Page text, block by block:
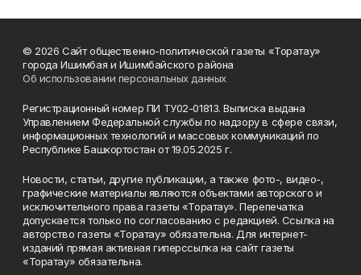
© 2026 Сайт общественно-политической газеты «Торатау»
города Ишимбая и Ишимбайского района
Об использовании персональных данных
Регистрационный номер ПИ ТУ02-01813. Выписка выдана
Управлением Федеральной службы по надзору в сфере связи,
информационных технологий и массовых коммуникаций по
Республике Башкортостан от 19.05.2025 г.
Новости, статьи, другие публикации, а также фото-, видео-,
графические материалы являются объектами авторского и
исключительного права газеты «Торатау». Перепечатка
допускается только по согласованию с редакцией. Ссылка на
авторство газеты «Торатау» обязательна. Для интернет-
изданий прямая активная гиперссылка на сайт газеты
«Торатау» обязательна.